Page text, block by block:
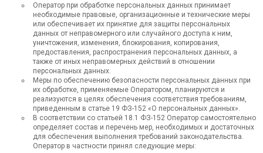
Оператор при обработке персональных данных принимает
необходимые правовые, организационные и технические меры
или обеспечивает их принятие для защиты персональных
данных от неправомерного или случайного доступа к ним,
уничтожения, изменения, блокирования, копирования,
предоставления, распространения персональных данных, а
также от иных неправомерных действий в отношении
персональных данных.
Меры по обеспечению безопасности персональных данных при
их обработке, применяемые Оператором, планируются и
реализуются в целях обеспечения соответствия требованиям,
приведенным в статье 19 ФЗ-152 «О персональных данных».
В соответствии со статьей 18.1 ФЗ-152 Оператор самостоятельно
определяет состав и перечень мер, необходимых и достаточных
для обеспечения выполнения требований законодательства.
Оператор в частности принял следующие меры: